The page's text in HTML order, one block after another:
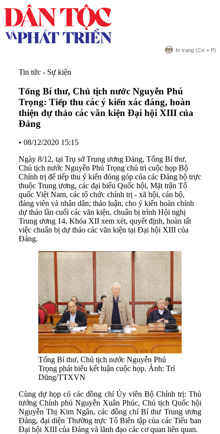
In trang (Ctr + P)
Tin tức - Sự kiện
Tổng Bí thư, Chủ tịch nước Nguyễn Phú
Trọng: Tiếp thu các ý kiến xác đáng, hoàn
thiện dự thảo các văn kiện Đại hội XIII của
Đảng
• 08/12/2020 15:15
Ngày 8/12, tại Trụ sở Trung ương Đảng, Tổng Bí thư,
Chủ tịch nước Nguyễn Phú Trọng chủ trì cuộc họp Bộ
Chính trị để tiếp thu ý kiến đóng góp của các Đảng bộ trực
thuộc Trung ương, các đại biểu Quốc hội, Mặt trận Tổ
quốc Việt Nam, các tổ chức chính trị - xã hội, cán bộ,
đảng viên và nhân dân; thảo luận, cho ý kiến hoàn chỉnh
dự thảo lần cuối các văn kiện, chuẩn bị trình Hội nghị
Trung ương 14, Khóa XII xem xét, quyết định, hoàn tất
việc chuẩn bị dự thảo các văn kiện tại Đại hội XIII của
Đảng.
Tổng Bí thư, Chủ tịch nước Nguyễn Phú
Trọng phát biểu kết luận cuộc họp. Ảnh: Trí
Dũng/TTXVN
Cùng dự họp có các đồng chí Ủy viên Bộ Chính trị: Thủ
tướng Chính phủ Nguyễn Xuân Phúc, Chủ tịch Quốc hội
Nguyễn Thị Kim Ngân, các đồng chí Bí thư Trung ương
Đảng, đại diện Thường trực Tổ Biên tập của các Tiểu ban
Đại hội XIII của Đảng và lãnh đạo các cơ quan liên quan.